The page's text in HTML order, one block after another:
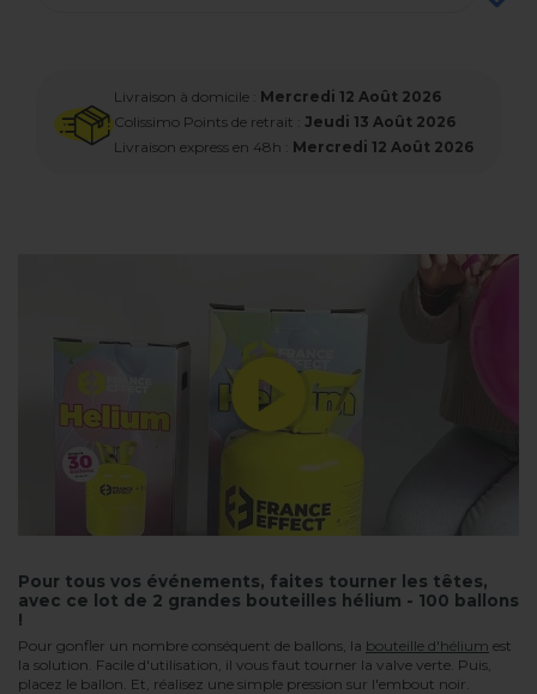
Livraison à domicile : Mercredi 12 Août 2026
Colissimo Points de retrait : Jeudi 13 Août 2026
Livraison express en 48h : Mercredi 12 Août 2026
Pour tous vos événements, faites tourner les têtes,
avec ce lot de 2 grandes bouteilles hélium - 100 ballons
!
Pour gonfler un nombre conséquent de ballons, la bouteille d'hélium est
la solution. Facile d'utilisation, il vous faut tourner la valve verte. Puis,
placez le ballon. Et, réalisez une simple pression sur l'embout noir.